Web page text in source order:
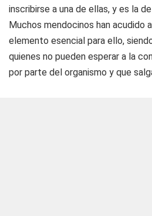
inscribirse a una de ellas, y es la de
Muchos mendocinos han acudido
elemento esencial para ello,
quienes no pueden esperar a la
por parte del organismo y que